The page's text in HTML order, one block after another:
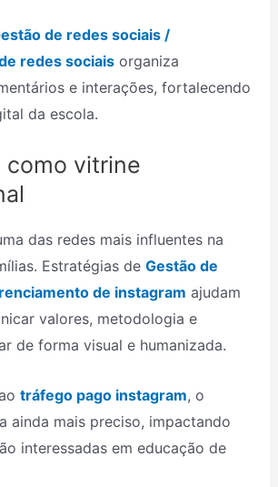
de redes sociais /
redes sociaisorganiza
e interações, fortalecendo
da escola.
como vitrine
das redes mais influentes na
Estratégias de Gestão de
de instagram ajudam
valores, metodologia e
de forma visual e humanizada.
tráfego pago instagram, o
ainda mais preciso, impactando
interessadas em educação de